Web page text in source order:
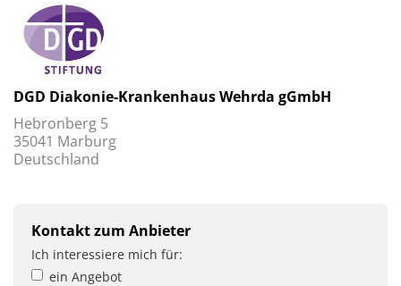
DGD Diakonie-Krankenhaus Wehrda gGmbH
Hebronberg 5
35041 Marburg
Deutschland
Kontakt zum Anbieter
Ich interessiere mich für:
ein Angebot